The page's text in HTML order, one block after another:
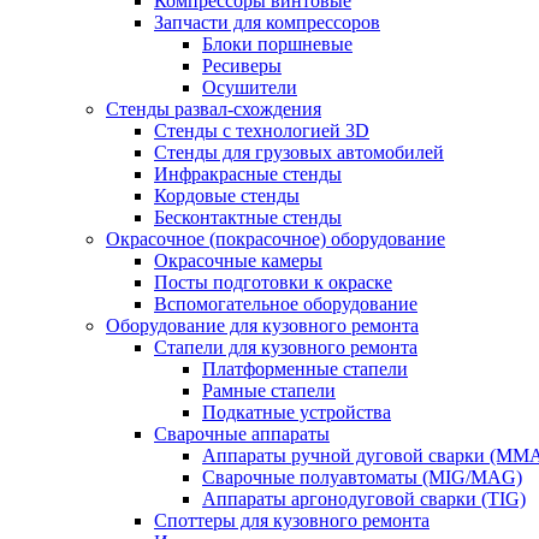
Запчасти для компрессоров
Блоки поршневые
Ресиверы
Осушители
Стенды развал-схождения
Стенды с технологией 3D
Стенды для грузовых автомобилей
Инфракрасные стенды
Кордовые стенды
Бесконтактные стенды
Окрасочное (покрасочное) оборудование
Окрасочные камеры
Посты подготовки к окраске
Вспомогательное оборудование
Оборудование для кузовного ремонта
Стапели для кузовного ремонта
Платформенные стапели
Рамные стапели
Подкатные устройства
Сварочные аппараты
Аппараты ручной дуговой сварки
Сварочные полуавтоматы (MIG/MAG)
Аппараты аргонодуговой сварки (TIG)
Споттеры для кузовного ремонта